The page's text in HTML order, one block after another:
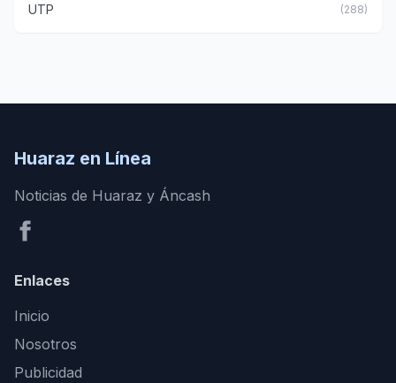
UTP (288)
Huaraz en Línea
Noticias de Huaraz y Áncash
Enlaces
Inicio
Nosotros
Publicidad